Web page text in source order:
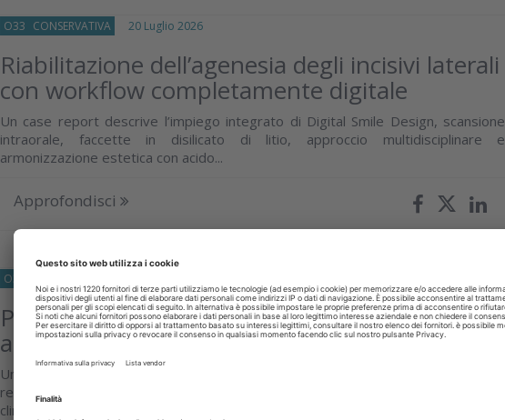
O33 CONSERVATIVA 20 Luglio 2026
Riabilitazione dell’agenesia degli incisivi laterali
con workflow completamente digitale
Un case report descrive l’impiego integrato di Digital Smile Design, scansione
intraorale, faccette in disilicato di litio, approccio multidisciplinare e
armonizzazione estetica con acido...
Approfondisci
O33
Perdita dentale e rischio di malnutrizione negli
anziani
Un gruppo di ricercatori italiani hanno esaminato la relazione tra dentizione
residua e rischio nutrizionale negli adulti con almeno 60 anni, utilizzando dati
clinici raccolti a livello nazionale...